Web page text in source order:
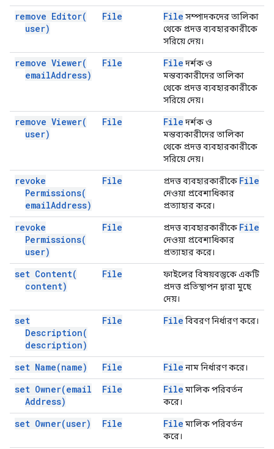
remove Editor(
user)
File File সম্পাদকদের তালিকা
থেকে প্রদত্ত ব্যবহারকারীকে
সরিয়ে দেয়।
remove Viewer(
emailAddress)
File File দর্শক ও
মন্তব্যকারীদের তালিকা
থেকে প্রদত্ত ব্যবহারকারীকে
সরিয়ে দেয়।
remove Viewer(
user)
File File দর্শক ও
মন্তব্যকারীদের তালিকা
থেকে প্রদত্ত ব্যবহারকারীকে
সরিয়ে দেয়।
revoke
Permissions(
emailAddress)
File প্রদত্ত ব্যবহারকারীকে File
দেওয়া প্রবেশাধিকার
প্রত্যাহার করে।
revoke
Permissions(
user)
File প্রদত্ত ব্যবহারকারীকে File
দেওয়া প্রবেশাধিকার
প্রত্যাহার করে।
set Content(
content)
File
ফাইলের বিষয়বস্তুকে একটি
প্রদত্ত প্রতিস্থাপন দ্বারা মুছে
দেয়।
set
Description(
description)
File File বিবরণ নির্ধারণ করে।
set Name(name) File File নাম নির্ধারণ করে।
set Owner(email
Address)
File File মালিক পরিবর্তন
করে।
set Owner(user) File File মালিক পরিবর্তন
করে।